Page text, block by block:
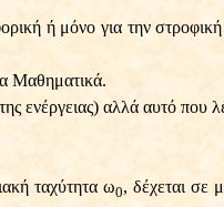
ή μόνο για την
Μαθηματικά.
ενέργειας) αλλά αυτό
ταχύτητα ω0, δέχεται σε